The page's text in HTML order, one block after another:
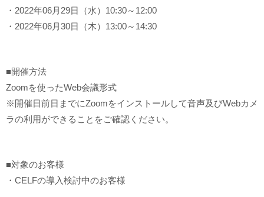
・2022年06月29日（水）10:30～12:00
・2022年06月30日（木）13:00～14:30
■開催方法
Zoomを使ったWeb会議形式
※開催日前日までにZoomをインストールして音声及びWebカメ
ラの利用ができることをご確認ください。
■対象のお客様
・CELFの導入検討中のお客様